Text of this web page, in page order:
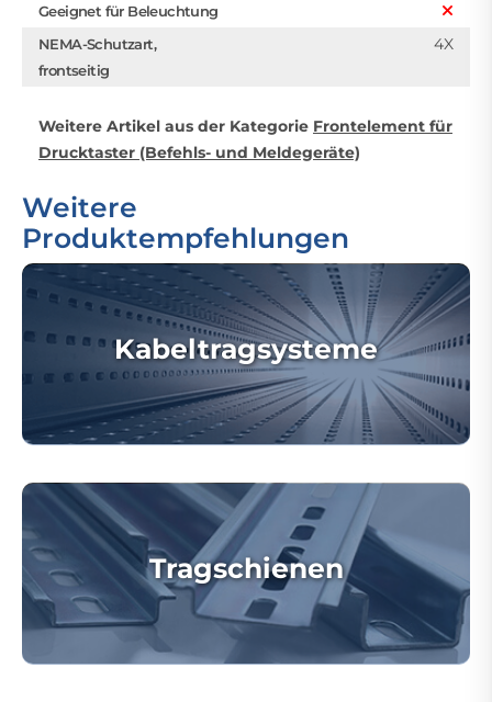
Geeignet für Beleuchtung
NEMA-Schutzart,
frontseitig
4X
Weitere Artikel aus der Kategorie Frontelement für
Drucktaster (Befehls- und Meldegeräte)
Weitere
Produktempfehlungen
Kabeltragsysteme
Tragschienen